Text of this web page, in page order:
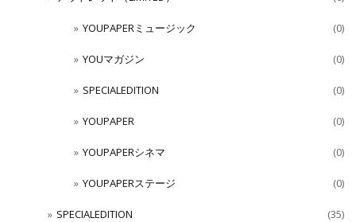
YOUPAPERミュージック (0)
YOUマガジン (0)
SPECIALEDITION (0)
YOUPAPER (0)
YOUPAPERシネマ (0)
YOUPAPERステージ (0)
SPECIALEDITION (35)